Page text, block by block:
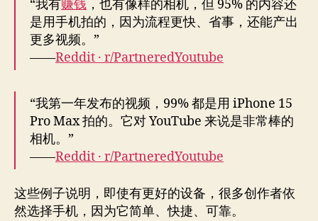
“我有赚钱 ，也有像样的相机，但 95% 的内容还
是用手机拍的，因为流程更快、省事，还能产出
更多视频。”
——Reddit · r/PartneredYoutube
“我第一年发布的视频，99% 都是用 iPhone 15
Pro Max 拍的。它对 YouTube 来说是非常棒的
相机。”
——Reddit · r/PartneredYoutube
这些例子说明，即使有更好的设备，很多创作者依
然选择手机，因为它简单、快捷、可靠。